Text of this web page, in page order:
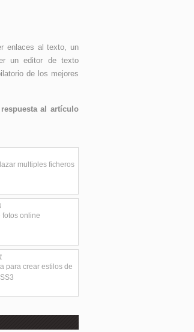
enlaces al texto, un
un editor de texto
de los mejores
al artículo
multiples ficheros
fotos online
para crear estilos de